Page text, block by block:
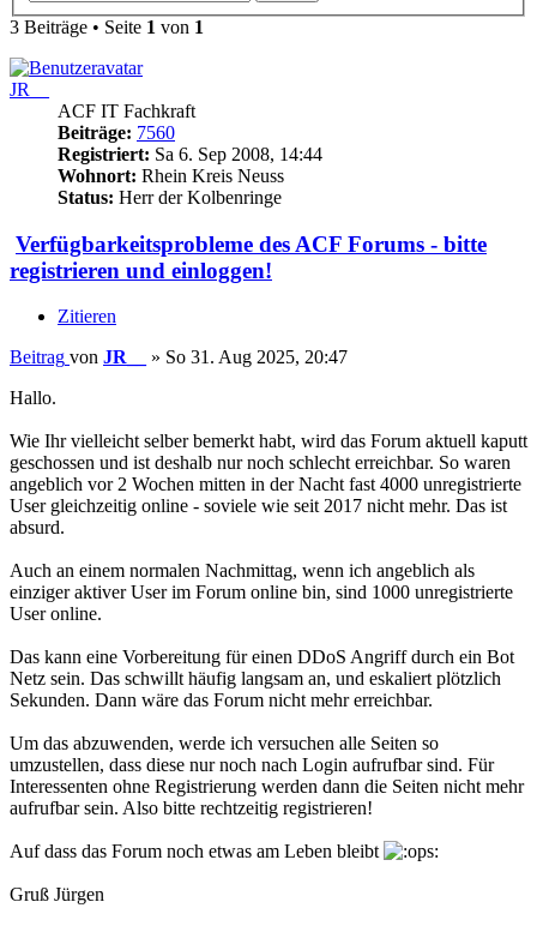
3 Beiträge • Seite 1 von 1
JR__
ACF IT Fachkraft
Beiträge: 7560
Registriert: Sa 6. Sep 2008, 14:44
Wohnort: Rhein Kreis Neuss
Status: Herr der Kolbenringe
Verfügbarkeitsprobleme des ACF Forums - bitte
registrieren und einloggen!
Zitieren
Beitrag von JR__ » So 31. Aug 2025, 20:47
Hallo.
Wie Ihr vielleicht selber bemerkt habt, wird das Forum aktuell kaputt
geschossen und ist deshalb nur noch schlecht erreichbar. So waren
angeblich vor 2 Wochen mitten in der Nacht fast 4000 unregistrierte
User gleichzeitig online - soviele wie seit 2017 nicht mehr. Das ist
absurd.
Auch an einem normalen Nachmittag, wenn ich angeblich als
einziger aktiver User im Forum online bin, sind 1000 unregistrierte
User online.
Das kann eine Vorbereitung für einen DDoS Angriff durch ein Bot
Netz sein. Das schwillt häufig langsam an, und eskaliert plötzlich
Sekunden. Dann wäre das Forum nicht mehr erreichbar.
Um das abzuwenden, werde ich versuchen alle Seiten so
umzustellen, dass diese nur noch nach Login aufrufbar sind. Für
Interessenten ohne Registrierung werden dann die Seiten nicht mehr
aufrufbar sein. Also bitte rechtzeitig registrieren!
Auf dass das Forum noch etwas am Leben bleibt
Gruß Jürgen